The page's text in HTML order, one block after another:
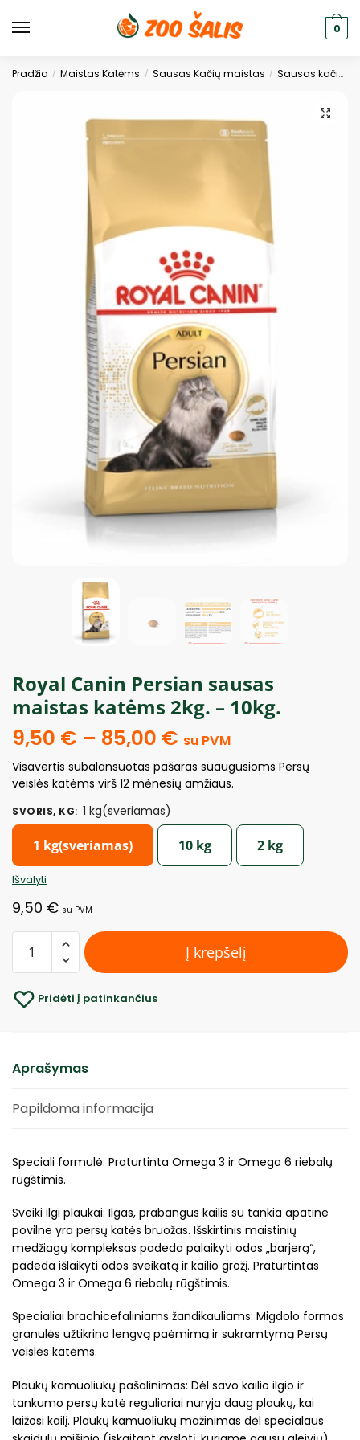
0
Pradžia / Maistas Katėms / Sausas Kačių maistas / Sausas kačių ėdalas
Royal Canin Persian sausas
maistas katėms 2kg. – 10kg.
9,50 € – 85,00 € su PVM
Visavertis subalansuotas pašaras suaugusioms Persų
veislės katėms virš 12 mėnesių amžiaus.
SVORIS, KG: 1 kg(sveriamas)
1 kg(sveriamas) 10 kg 2 kg
Išvalyti
9,50 € su PVM
Į krepšelį
Pridėti į patinkančius
Aprašymas
Papildoma informacija
Speciali formulė: Praturtinta Omega 3 ir Omega 6 riebalų
rūgštimis.
Sveiki ilgi plaukai: Ilgas, prabangus kailis su tankia apatine
povilne yra persų katės bruožas. Išskirtinis maistinių
medžiagų kompleksas padeda palaikyti odos „barjerą“,
padeda išlaikyti odos sveikatą ir kailio grožį. Praturtintas
Omega 3 ir Omega 6 riebalų rūgštimis.
Specialiai brachicefaliniams žandikauliams: Migdolo formos
granulės užtikrina lengvą paėmimą ir sukramtymą Persų
veislės katėms.
Plaukų kamuoliukų pašalinimas: Dėl savo kailio ilgio ir
tankumo persų katė reguliariai nuryja daug plaukų, kai
laižosi kailį. Plaukų kamuoliukų mažinimas dėl specialaus